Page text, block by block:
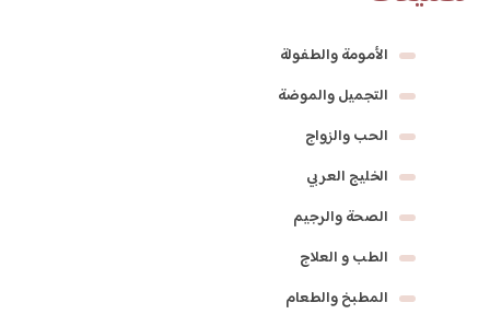
الأمومة والطفولة
التجميل والموضة
الحب والزواج
الخليج العربي
الصحة والرجيم
الطب و العلاج
المطبخ والطعام